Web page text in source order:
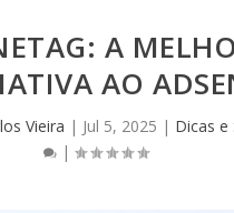
A
AO
Vieira | Jul 5, 2025 | Dicas e
|